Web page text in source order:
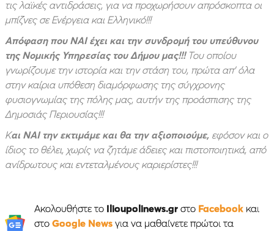
τις λαϊκές αντιδράσεις, για να προχωρήσουν απρόσκοπτα οι
μπίζνες σε Ενέργεια και Ελληνικό!!!
Απόφαση που ΝΑΙ έχει και την συνδρομή του υπεύθυνου
της Νομικής Υπηρεσίας του Δήμου μας!!!Του οποίου
γνωρίζουμε την ιστορία και την στάση του, πρώτα απ’ όλα
στην καίρια υπόθεση διαμόρφωσης της σύγχρονης
φυσιογνωμίας της πόλης μας, αυτήν της προάσπισης της
Δημοσιάς Περιουσίας!!!
Και ΝΑΙ την εκτιμάμε και θα την αξιοποιούμε, εφόσον και ο
ίδιος το θέλει, χωρίς να ζητάμε άδειες και πιστοποιητικά, από
ανίδρωτους και εντεταλμένους καριερίστες!!!
Ακολουθήστε το Ilioupolinews.grστο Facebookκαι
στο Google Newsγια να μαθαίνετε πρώτοι τα